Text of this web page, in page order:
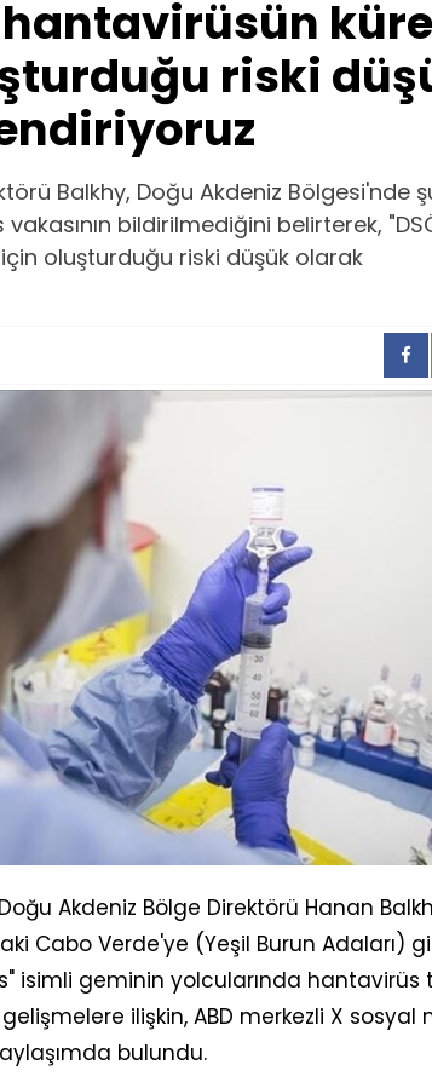
hantavirüsün
riski
Balkhy, Doğu Akdeniz Bölgesi'nde
bildirilmediğini belirterek,
oluşturduğu riski düşük olarak
Akdeniz Bölge Direktörü Hanan
Cabo Verde'ye (Yeşil Burun Adaları)
isimli geminin yolcularında hantavirüs
ilişkin, ABD merkezli X sosyal
bulundu.